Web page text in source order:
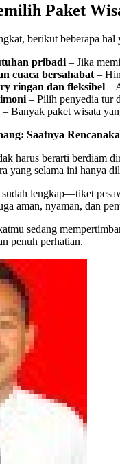
Paket
berikut beberapa
pribadi– Jika
cuaca bersahabat–
ringan dan fleksibel –
– Pilih penyedia tur
– Banyak paket wisata
Saatnya
harus berarti berdiam
yang selama ini hanya
lengkap—tiket
aman, nyaman, dan
sedang
penuh perhatian.